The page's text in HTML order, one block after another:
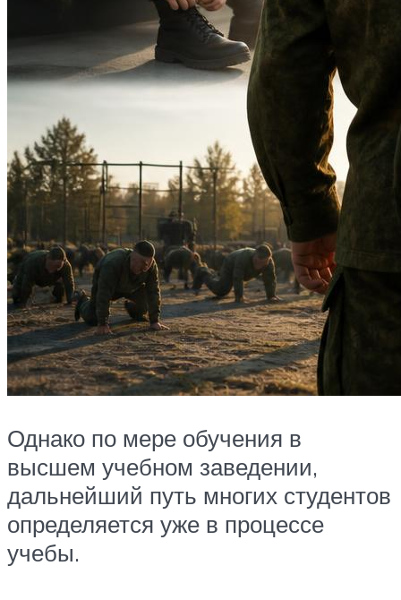
Однако по мере обучения в
высшем учебном заведении,
дальнейший путь многих студентов
определяется уже в процессе
учебы.